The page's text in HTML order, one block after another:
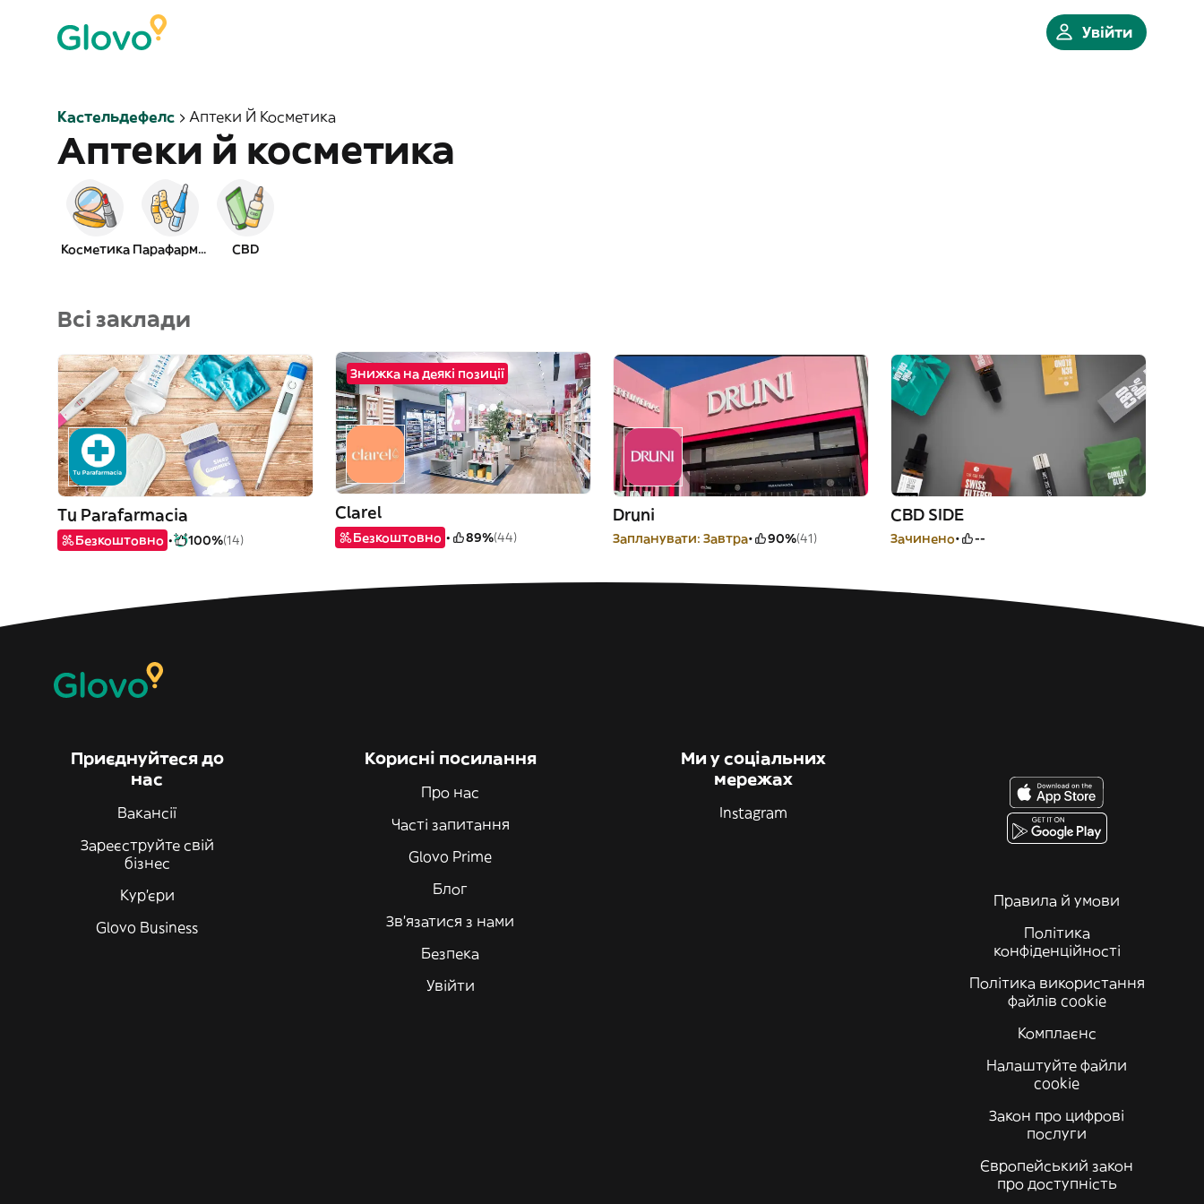
Увійти
Кастельдефелс Аптеки Й Косметика
Аптеки й косметика
Косметика Парафармація CBD
Всі заклади
Tu Parafarmacia
Безкоштовно 100%(14)
Знижка на деякі позиції
Clarel
Безкоштовно 89%(44)
Druni
Запланувати: Завтра 90%(41)
CBD SIDE
Зачинено --
Приєднуйтеся до
нас
Вакансії
Зареєструйте свій
бізнес
Кур'єри
Glovo Business
Корисні посилання
Про нас
Часті запитання
Glovo Prime
Блог
Зв'язатися з нами
Безпека
Увійти
Ми у соціальних
мережах
Instagram
Правила й умови
Політика
конфіденційності
Політика використання
файлів cookie
Комплаєнс
Налаштуйте файли
cookie
Закон про цифрові
послуги
Європейський закон
про доступність